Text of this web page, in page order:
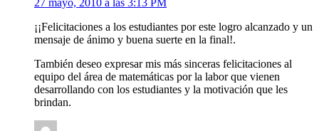
27 mayo, 2010 a las 3:13 PM
¡¡Felicitaciones a los estudiantes por este logro alcanzado y un
mensaje de ánimo y buena suerte en la final!.
También deseo expresar mis más sinceras felicitaciones al
equipo del área de matemáticas por la labor que vienen
desarrollando con los estudiantes y la motivación que les
brindan.